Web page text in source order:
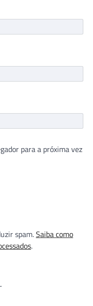
para a próxima vez
spam.Saiba como
.